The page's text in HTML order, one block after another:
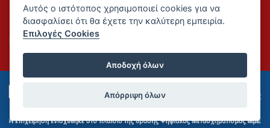
Genesis Parts 2026 | All rights reserved | Designed & Developed by
Reality.
Αυτός ο ιστότοπος χρησιμοποιεί cookies για να
διασφαλίσει ότι θα έχετε την καλύτερη εμπειρία.
Επιλογές Cookies
Αποδοχή όλων
Απόρριψη όλων